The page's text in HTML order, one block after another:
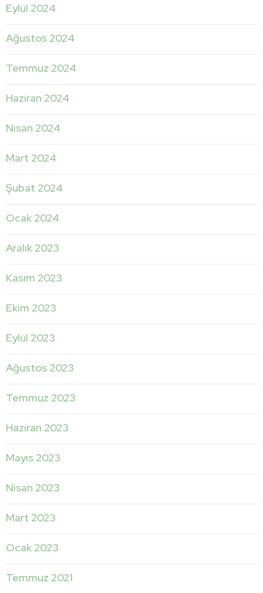
Eylül 2024
Ağustos 2024
Temmuz 2024
Haziran 2024
Nisan 2024
Mart 2024
Şubat 2024
Ocak 2024
Aralık 2023
Kasım 2023
Ekim 2023
Eylül 2023
Ağustos 2023
Temmuz 2023
Haziran 2023
Mayıs 2023
Nisan 2023
Mart 2023
Ocak 2023
Temmuz 2021